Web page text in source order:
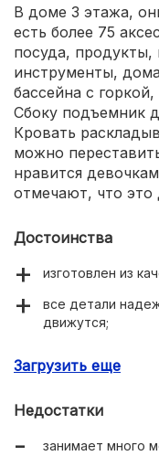
В доме 3 этажа,
есть более 75
посуда, продукты,
инструменты,
бассейна с
Сбоку подъемник
Кровать
можно
нравится
отмечают, что это
Достоинства
изготовлен из
все детали
движутся;
более 75
большие
Загрузить еще
Недостатки
занимает много